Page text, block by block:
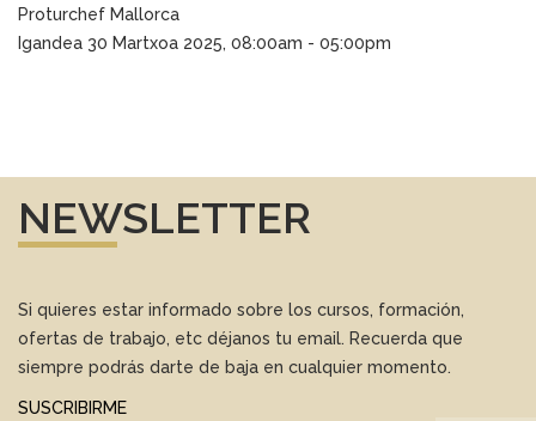
Proturchef Mallorca
Igandea 30 Martxoa 2025, 08:00am - 05:00pm
NEWSLETTER
Si quieres estar informado sobre los cursos, formación,
ofertas de trabajo, etc déjanos tu email. Recuerda que
siempre podrás darte de baja en cualquier momento.
SUSCRIBIRME